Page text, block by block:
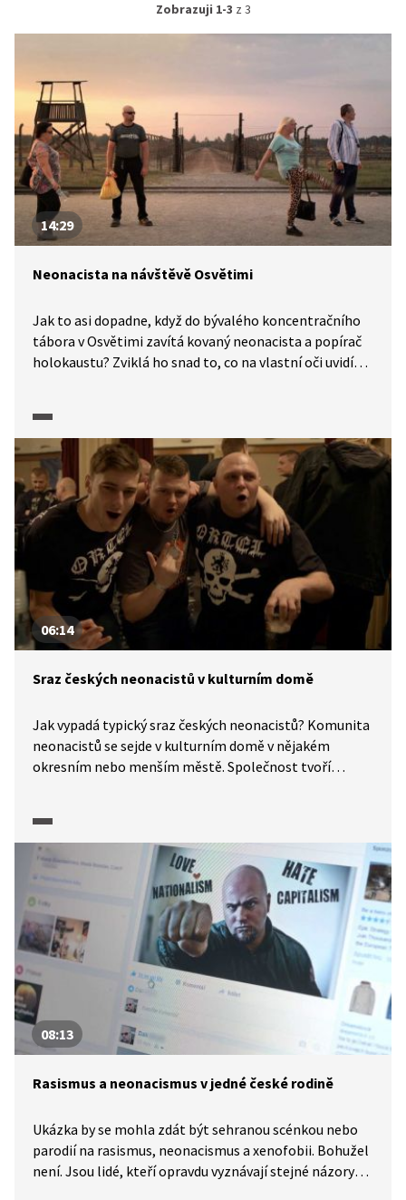
Zobrazuji 1-3 z 3
14:29
Neonacista na návštěvě Osvětimi
Jak to asi dopadne, když do bývalého koncentračního
tábora v Osvětimi zavítá kovaný neonacista a popírač
holokaustu? Zviklá ho snad to, co na vlastní oči uvidí?
tomu, čemu věřit chtějí, co zapadá do jejich vidění
světa. Jsou slepí a hluší vůči pádným argumentům,
naopak velmi snadno podlehnou pofidérním názorům
a pseudodůkazům na internetu. I když někdy život
přichystá nečekaná překvapení, jak se Dalibor sám
přesvědčí.
06:14
Sraz českých neonacistů v kulturním domě
Jak vypadá typický sraz českých neonacistů? Komunita
neonacistů se sejde v kulturním domě v nějakém
okresním nebo menším městě. Společnost tvoří
skupina Ortel. Dalibor na takový sraz zavítal i se svou
podobně orientovanou přítelkyní a je mu tam moc
dobře – je totiž mezi svými, mezi „normálními lidmi“.
Jak už to ale u takových jedinců někdy bývá, navrch jsou
vidět silná slova, nenávist a agrese, ale uvnitř je jen
zbabělost.
08:13
Rasismus a neonacismus v jedné české rodině
Ukázka by se mohla zdát být sehranou scénkou nebo
parodií na rasismus, neonacismus a xenofobii. Bohužel
není. Jsou lidé, kteří opravdu vyznávají stejné názory